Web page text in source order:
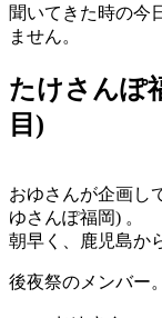
聞いてきた時の今
ません。
たけさんぽ
目)
おゆさんが企画し
ゆさんぽ福岡) 。
朝早く、鹿児島か
後夜祭のメンバー。